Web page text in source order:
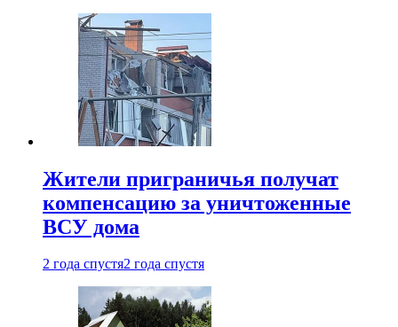
Жители приграничья получат
компенсацию за уничтоженные
ВСУ дома
2 года спустя2 года спустя